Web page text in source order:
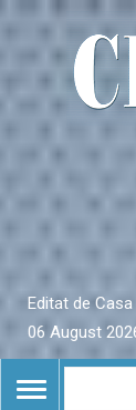
Editat de
06 August
TOGGLE